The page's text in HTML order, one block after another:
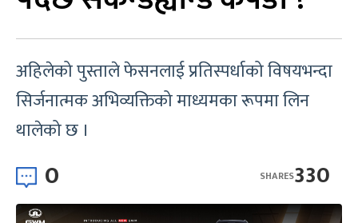
अहिलेको पुस्ताले फेसनलाई प्रतिस्पर्धाको विषयभन्दा
सिर्जनात्मक अभिव्यक्तिको माध्यमका रूपमा लिन
थालेको छ ।
0 330
SHARES